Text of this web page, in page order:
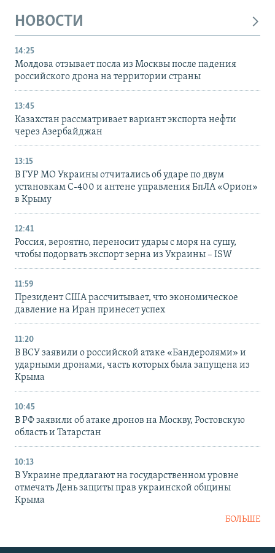
НОВОСТИ
14:25
Молдова отзывает посла из Москвы после падения
российского дрона на территории страны
13:45
Казахстан рассматривает вариант экспорта нефти
через Азербайджан
13:15
В ГУР МО Украины отчитались об ударе по двум
установкам С-400 и антене управления БпЛА «Орион»
в Крыму
12:41
Россия, вероятно, переносит удары с моря на сушу,
чтобы подорвать экспорт зерна из Украины – ISW
11:59
Президент США рассчитывает, что экономическое
давление на Иран принесет успех
11:20
В ВСУ заявили о российской атаке «Бандеролями» и
ударными дронами, часть которых была запущена из
Крыма
10:45
В РФ заявили об атаке дронов на Москву, Ростовскую
область и Татарстан
10:13
В Украине предлагают на государственном уровне
отмечать День защиты прав украинской общины
Крыма
БОЛЬШЕ